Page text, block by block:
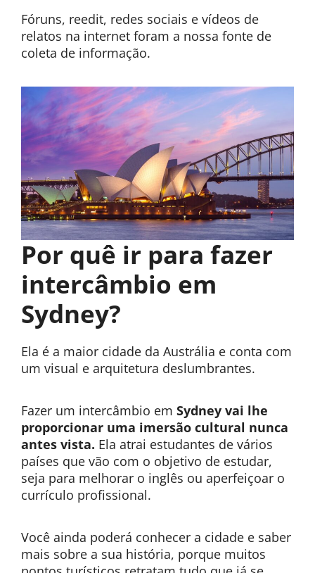
Fóruns, reedit, redes sociais e vídeos de
relatos na internet foram a nossa fonte de
coleta de informação.
Por quê ir para fazer
intercâmbio em
Sydney?
Ela é a maior cidade da Austrália e conta com
um visual e arquitetura deslumbrantes.
Fazer um intercâmbio em Sydney vai lhe
proporcionar uma imersão cultural nunca
antes vista. Ela atrai estudantes de vários
países que vão com o objetivo de estudar,
seja para melhorar o inglês ou aperfeiçoar o
currículo profissional.
Você ainda poderá conhecer a cidade e saber
mais sobre a sua história, porque muitos